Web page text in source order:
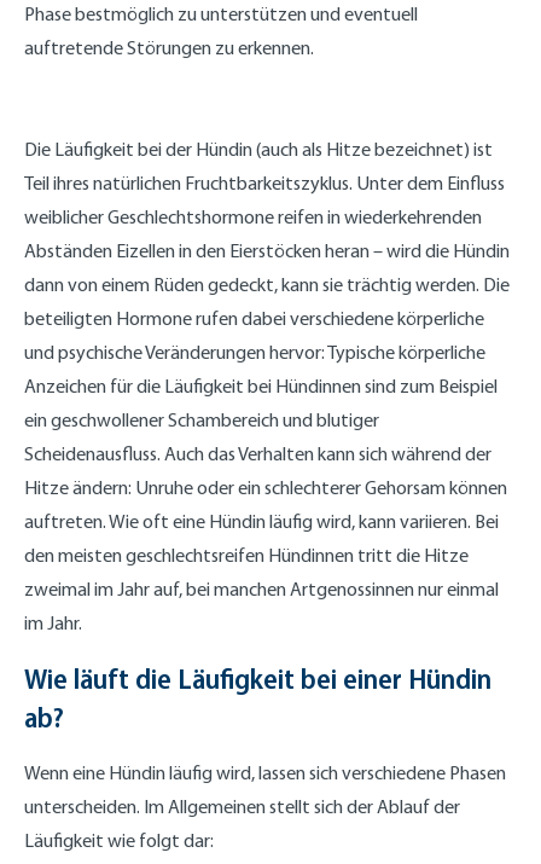
Phase bestmöglich zu unterstützen und eventuell
auftretende Störungen zu erkennen.
Die Läufigkeit bei der Hündin (auch als Hitze bezeichnet) ist
Teil ihres natürlichen Fruchtbarkeitszyklus. Unter dem Einfluss
weiblicher Geschlechtshormone reifen in wiederkehrenden
Abständen Eizellen in den Eierstöcken heran – wird die Hündin
dann von einem Rüden gedeckt, kann sie trächtig werden. Die
beteiligten Hormone rufen dabei verschiedene körperliche
und psychische Veränderungen hervor: Typische körperliche
Anzeichen für die Läufigkeit bei Hündinnen sind zum Beispiel
ein geschwollener Schambereich und blutiger
Scheidenausfluss. Auch das Verhalten kann sich während der
Hitze ändern: Unruhe oder ein schlechterer Gehorsam können
auftreten. Wie oft eine Hündin läufig wird, kann variieren. Bei
den meisten geschlechtsreifen Hündinnen tritt die Hitze
zweimal im Jahr auf, bei manchen Artgenossinnen nur einmal
im Jahr.
Wie läuft die Läufigkeit bei einer Hündin
ab?
Wenn eine Hündin läufig wird, lassen sich verschiedene Phasen
unterscheiden. Im Allgemeinen stellt sich der Ablauf der
Läufigkeit wie folgt dar: